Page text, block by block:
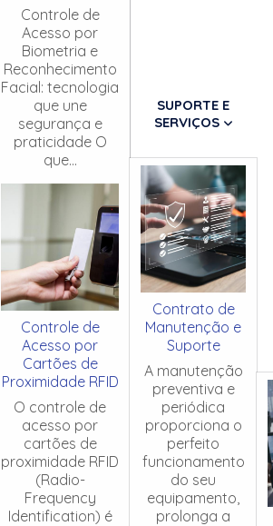
Controle de
Acesso por
Biometria e
Reconhecimento
Facial: tecnologia
que une
segurança e
praticidade O
que...
Controle de
Acesso por
Cartões de
Proximidade RFID
O controle de
acesso por
cartões de
proximidade RFID
(Radio-
Frequency
Identification) é
SUPORTE E
SERVIÇOS
Contrato de
Manutenção e
Suporte
A manutenção
preventiva e
periódica
proporciona o
perfeito
funcionamento
do seu
equipamento,
prolonga a